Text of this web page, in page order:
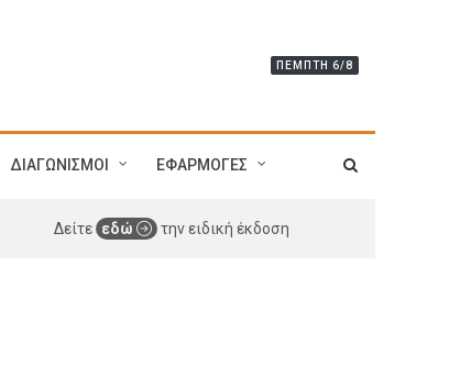
ΠΈΜΠΤΗ 6/8
ΔΙΑΓΩΝΙΣΜΟΙ ΕΦΑΡΜΟΓΕΣ
Δείτε εδώ την ειδική έκδοση